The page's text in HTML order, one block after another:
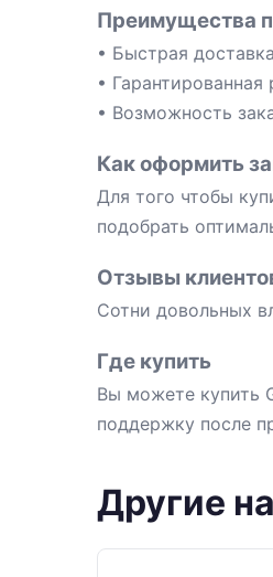
Преимущества
• Быстрая
•
• Возможность
Как оформить
Для того чтобы
подобрать
Отзывы
Сотни довольных
Где купить
Вы можете купить
поддержку после
Другие